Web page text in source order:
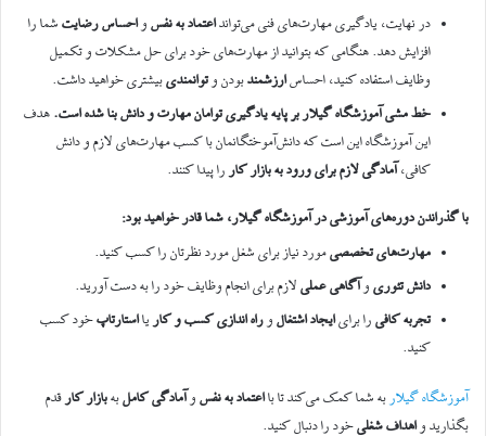
در نهایت، یادگیری مهارت‌های فنی می‌توانداعتماد به نفس واحساس رضایت شما را
افزایش دهد. هنگامی که بتوانید از مهارت‌های خود برای حل مشکلات و تکمیل
وظایف استفاده کنید، احساسارزشمندبودن وتوانمندیبیشتری خواهید داشت.
خط مشی آموزشگاه گیلار بر پایه یادگیری توامان مهارت و دانش بنا شده است. هدف
این آموزشگاه این است که دانش‌آموختگانمان با کسب مهارت‌های لازم و دانش
کافی، آمادگی لازم برای ورود به بازار کار را پیدا کنند.
با گذراندن دوره‌های آموزشی در آموزشگاه گیلار، شما قادر خواهید بود:
مهارت‌های تخصصیمورد نیاز برای شغل مورد نظرتان را کسب کنید.
دانش تئوری و آگاهی عملی لازم برای انجام وظایف خود را به دست آورید.
تجربه کافی را برایایجاد اشتغال و راه اندازی کسب و کار یااستارتاپخود کسب
کنید.
آموزشگاه گیلار به شما کمک می‌کند تا بااعتماد به نفس و آمادگی کاملبهبازار کار قدم
بگذارید واهداف شغلیخود را دنبال کنید.